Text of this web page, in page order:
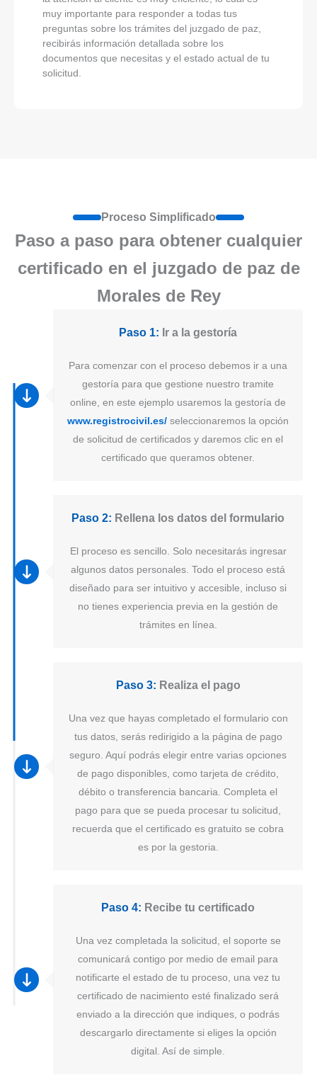
muy importante para responder a todas tus
preguntas sobre los trámites del juzgado de paz,
recibirás información detallada sobre los
documentos que necesitas y el estado actual de tu
solicitud.
Proceso Simplificado
Paso a paso para obtener cualquier
certificado en el juzgado de paz de
Morales de Rey
Paso 1: Ir a la gestoría
Para comenzar con el proceso debemos ir a una
gestoría para que gestione nuestro tramite
online, en este ejemplo usaremos la gestoría de
www.registrocivil.es/ seleccionaremos la opción
de solicitud de certificados y daremos clic en el
certificado que queramos obtener.
Paso 2: Rellena los datos del formulario
El proceso es sencillo. Solo necesitarás ingresar
algunos datos personales. Todo el proceso está
diseñado para ser intuitivo y accesible, incluso si
no tienes experiencia previa en la gestión de
trámites en línea.
Paso 3: Realiza el pago
Una vez que hayas completado el formulario con
tus datos, serás redirigido a la página de pago
seguro. Aquí podrás elegir entre varias opciones
de pago disponibles, como tarjeta de crédito,
débito o transferencia bancaria. Completa el
pago para que se pueda procesar tu solicitud,
recuerda que el certificado es gratuito se cobra
es por la gestoria.
Paso 4: Recibe tu certificado
Una vez completada la solicitud, el soporte se
comunicará contigo por medio de email para
notificarte el estado de tu proceso, una vez tu
certificado de nacimiento esté finalizado será
enviado a la dirección que indiques, o podrás
descargarlo directamente si eliges la opción
digital. Así de simple.